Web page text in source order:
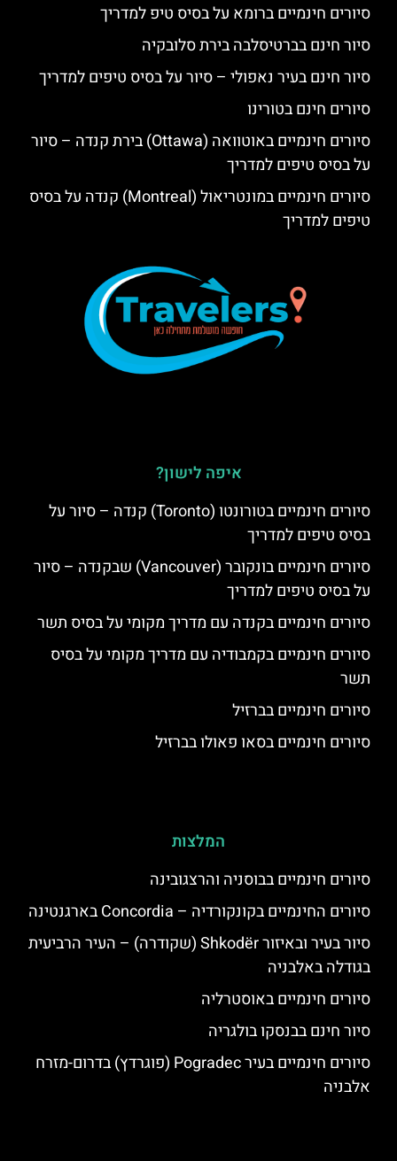
סיורים חינמיים ברומא על בסיס טיפ למדריך
סיור חינם בברטיסלבה בירת סלובקיה
סיור חינם בעיר נאפולי – סיור על בסיס טיפים למדריך
סיורים חינם בטורינו
סיורים חינמיים באוטוואה (Ottawa) בירת קנדה – סיור
על בסיס טיפים למדריך
סיורים חינמיים במונטריאול (Montreal) קנדה על בסיס
טיפים למדריך
איפה לישון?
סיורים חינמיים בטורונטו (Toronto) קנדה – סיור על
בסיס טיפים למדריך
סיורים חינמיים בונקובר (Vancouver) שבקנדה – סיור
על בסיס טיפים למדריך
סיורים חינמיים בקנדה עם מדריך מקומי על בסיס תשר
סיורים חינמיים בקמבודיה עם מדריך מקומי על בסיס
תשר
סיורים חינמיים בברזיל
סיורים חינמיים בסאו פאולו בברזיל
המלצות
סיורים חינמיים בבוסניה והרצגובינה
סיורים החינמיים בקונקורדיה – Concordia בארגנטינה
סיור בעיר ובאיזור Shkodër (שקודרה) – העיר הרביעית
בגודלה באלבניה
סיורים חינמיים באוסטרליה
סיור חינם בבנסקו בולגריה
סיורים חינמיים בעיר Pogradec (פוגרדץ) בדרום-מזרח
אלבניה